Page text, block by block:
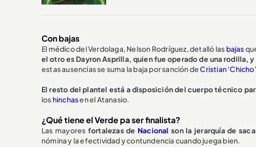
Con bajas
El médico del Verdolaga, Nelson Rodríguez, detalló las bajas
el otro es Dayron Asprilla, quien fue operado de una rodilla,
estas ausencias se suma la baja por sanción deCristian
El resto del plantel está a disposición del cuerpo técnico
los hinchasen el Atanasio.
¿Qué tiene el Verde pa ser finalista?
Las mayores fortalezas de Nacionalson la jerarquía de
nómina y la efectividad y contundencia cuando juega bien.